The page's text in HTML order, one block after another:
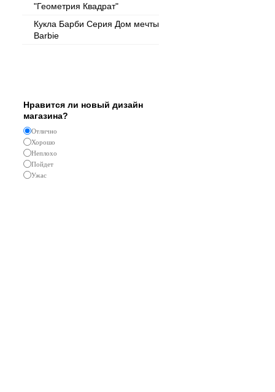
"Геометрия Квадрат"
Кукла Барби Серия Дом мечты
Barbie
Нравится ли новый дизайн
магазина?
Отлично
Хорошо
Неплохо
Пойдет
Ужас